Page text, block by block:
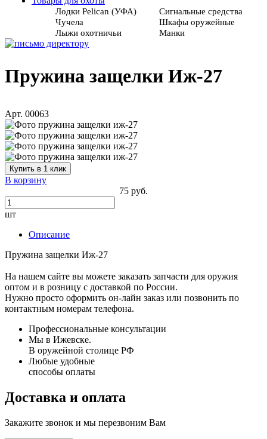
Лодки Pelican (УФА)
Сигнальные средства
Чучела
Шкафы оружейные
Лыжи охотничьи
Манки
Пружина защелки Иж-27
Арт. 00063
Купить в 1 клик
В корзину
75 руб.
шт
Описание
Пружина защелки Иж-27
На нашем сайте вы можете заказать запчасти для оружия
оптом и в розницу с доставкой по России.
Нужно просто оформить он-лайн заказ или позвонить по
контактным номерам телефона.
Профессиональные консультации
Мы в Ижевске.
В оружейной столице РФ
Любые удобные
способы оплаты
Доставка и оплата
Закажите звонок и мы перезвоним Вам